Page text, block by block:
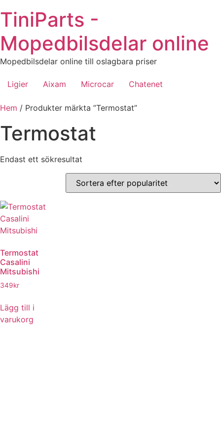
till
innehåll
TiniParts -
Mopedbilsdelar online
Mopedbilsdelar online till oslagbara priser
Ligier Aixam Microcar Chatenet
Hem / Produkter märkta ”Termostat”
Termostat
Endast ett sökresultat
Termostat
Casalini
Mitsubishi
349kr
Lägg till i
varukorg